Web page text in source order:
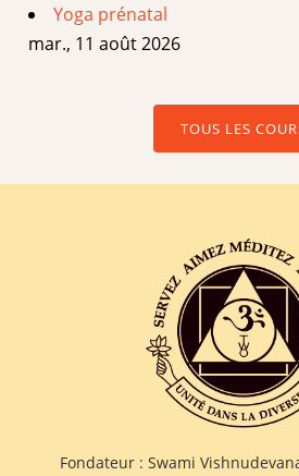
Yoga prénatal
mar., 11 août 2026
TOUS LES
Fondateur : Swami